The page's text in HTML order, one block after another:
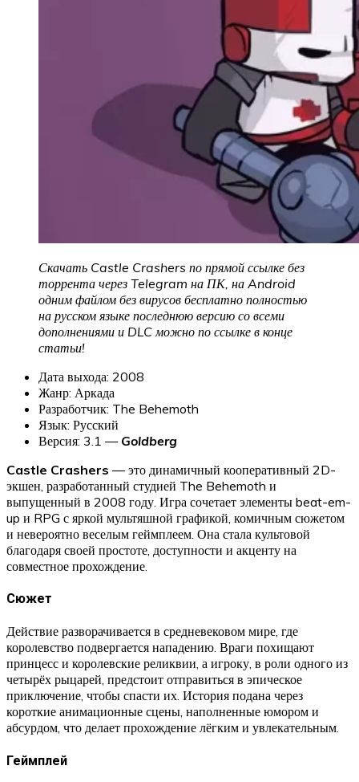
Скачать Castle Crashers по прямой ссылке без
торрента через Telegram на ПК, на Android
одним файлом без вирусов бесплатно полностью
на русском языке последнюю версию со всеми
дополнениями и DLC можно по ссылке в конце
статьи!
Дата выхода: 2008
Жанр: Аркада
Разработчик: The Behemoth
Язык: Русский
Версия: 3.1 — Goldberg
Castle Crashers — это динамичный кооперативный 2D-
экшен, разработанный студией The Behemoth и
выпущенный в 2008 году. Игра сочетает элементы beat-em-
up и RPG с яркой мультяшной графикой, комичным сюжетом
и невероятно веселым геймплеем. Она стала культовой
благодаря своей простоте, доступности и акценту на
совместное прохождение.
Сюжет
Действие разворачивается в средневековом мире, где
королевство подвергается нападению. Враги похищают
принцесс и королевские реликвии, а игроку, в роли одного из
четырёх рыцарей, предстоит отправиться в эпическое
приключение, чтобы спасти их. История подана через
короткие анимационные сцены, наполненные юмором и
абсурдом, что делает прохождение лёгким и увлекательным.
Геймплей